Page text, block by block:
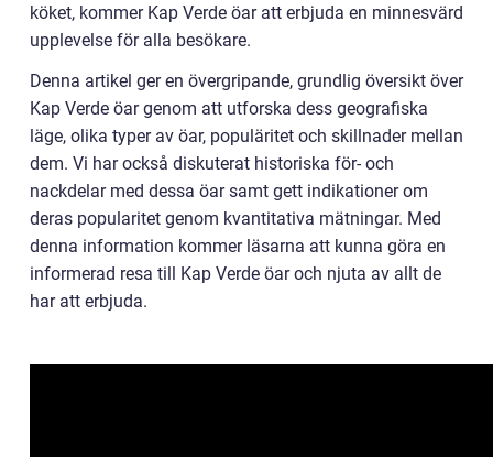
köket, kommer Kap Verde öar att erbjuda en minnesvärd
upplevelse för alla besökare.
Denna artikel ger en övergripande, grundlig översikt över
Kap Verde öar genom att utforska dess geografiska
läge, olika typer av öar, populäritet och skillnader mellan
dem. Vi har också diskuterat historiska för- och
nackdelar med dessa öar samt gett indikationer om
deras popularitet genom kvantitativa mätningar. Med
denna information kommer läsarna att kunna göra en
informerad resa till Kap Verde öar och njuta av allt de
har att erbjuda.